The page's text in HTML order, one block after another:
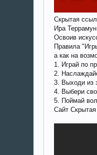
Скрытая
Ира
Освоив
Правила
а как на
1. Играй по
2.
3. Выходи из
4. Выбери
5. Поймай
Сайт